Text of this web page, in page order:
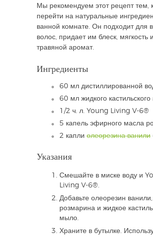
Мы рекомендуем этот рецепт тем,
перейти на натуральные
ванной комнате. Он подходит для
волос, придает им блеск, мягкость
травяной аромат.
Ингредиенты
60 мл дистиллированной
60 мл жидкого
1/2 ч. л. Young Living V-6®
5 капель эфирного масла
2 капли олеорезина ванили
Указания
Смешайте в миске воду и
Living V-6®.
Добавьте олеорезин
розмарина и жидкое
мыло.
Храните в бутылке.